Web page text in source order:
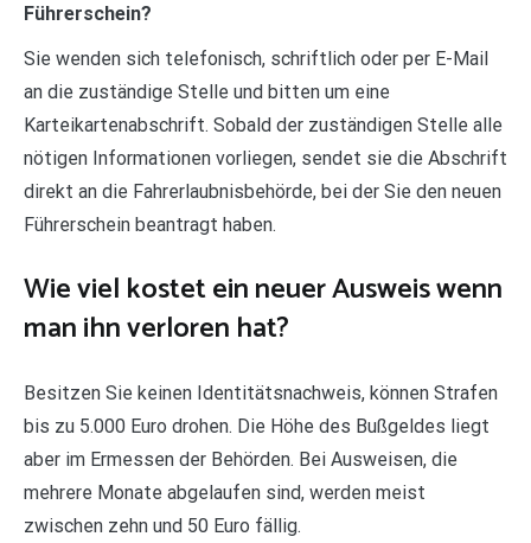
Führerschein?
Sie wenden sich telefonisch, schriftlich oder per E-Mail
an die zuständige Stelle und bitten um eine
Karteikartenabschrift. Sobald der zuständigen Stelle alle
nötigen Informationen vorliegen, sendet sie die Abschrift
direkt an die Fahrerlaubnisbehörde, bei der Sie den neuen
Führerschein beantragt haben.
Wie viel kostet ein neuer Ausweis wenn
man ihn verloren hat?
Besitzen Sie keinen Identitätsnachweis, können Strafen
bis zu 5.000 Euro drohen. Die Höhe des Bußgeldes liegt
aber im Ermessen der Behörden. Bei Ausweisen, die
mehrere Monate abgelaufen sind, werden meist
zwischen zehn und 50 Euro fällig.